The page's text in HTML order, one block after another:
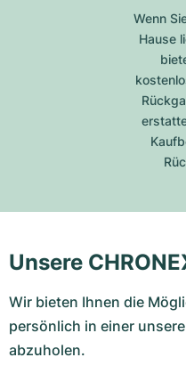
Wenn
Hause
Unsere
Wir bieten Ihnen die
persönlich in einer
abzuholen.